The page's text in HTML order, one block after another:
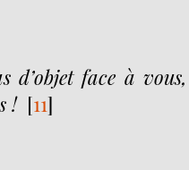
d’objet face à
! [11]